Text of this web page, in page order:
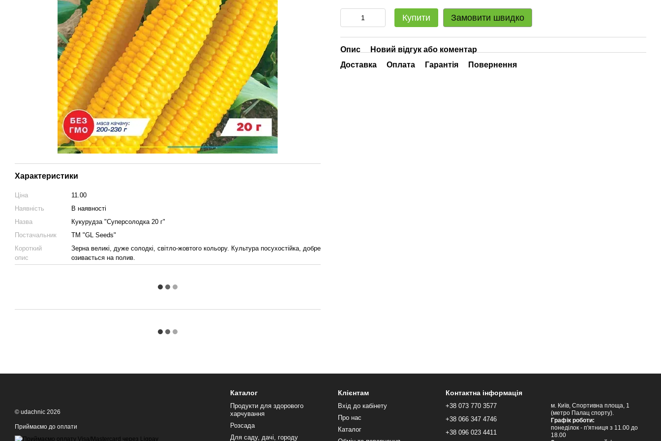
Характеристики
Ціна
11.00
Наявність
В наявності
Назва
Кукурудза "Суперсолодка 20 г"
Постачальник
ТМ "GL Seeds"
Короткий
опис
Зерна великі, дуже солодкі, світло-жовтого кольору. Культура посухостійка, добре
озивається на полив.
Купити Замовити швидко
Опис
Новий відгук або коментар
Доставка
Оплата Гарантія Повернення
© udachnic 2026
Приймаємо до оплати
Каталог
Продукти для здорового
харчування
Розсада
Для саду, дачі, городу
Клієнтам
Вхід до кабінету
Про нас
Каталог
Контактна інформація
+38 073 770 3577
+38 066 347 4746
+38 096 023 4411
м. Київ, Спортивна площа, 1
(метро Палац спорту).
Графік роботи:
понеділок - п'ятниця з 11.00 до
18.00